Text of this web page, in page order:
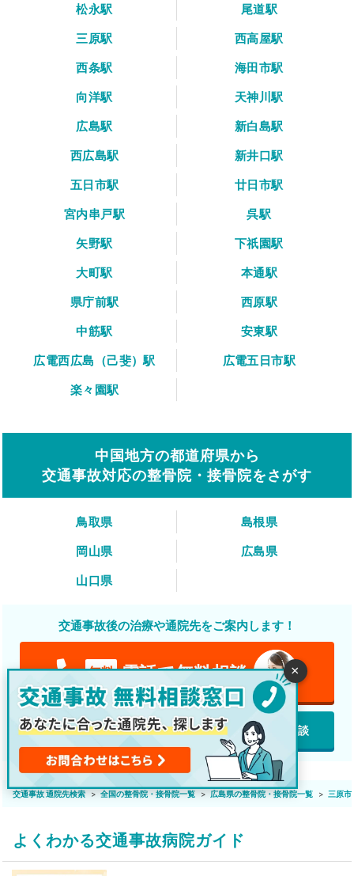
松永駅
尾道駅
三原駅
西高屋駅
西条駅
海田市駅
向洋駅
天神川駅
広島駅
新白島駅
西広島駅
新井口駅
五日市駅
廿日市駅
宮内串戸駅
呉駅
矢野駅
下祇園駅
大町駅
本通駅
県庁前駅
西原駅
中筋駅
安東駅
広電西広島（己斐）駅
広電五日市駅
楽々園駅
中国地方の都道府県から
交通事故対応の整骨院・接骨院をさがす
鳥取県
島根県
岡山県
広島県
山口県
交通事故後の治療や通院先をご案内します！
無料 電話で無料相談
LINEで無料相談 featured_play_list webで無料相談
交通事故 通院先検索 全国の整骨院・接骨院一覧 広島県の整骨院・接骨院一覧 三原市
よくわかる交通事故病院ガイド
×